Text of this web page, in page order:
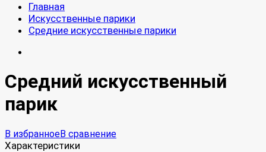
Главная
Искусственные парики
Средние искусственные парики
Средний искусственный
парик
В избранноеВ сравнение
Характеристики